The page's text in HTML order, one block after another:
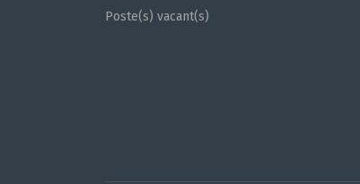
Poste(s) vacant(s)